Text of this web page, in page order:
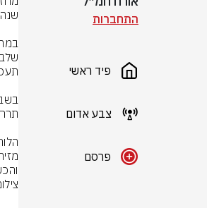
התחברות
פיד ראשי
צבע אדום
פרסם